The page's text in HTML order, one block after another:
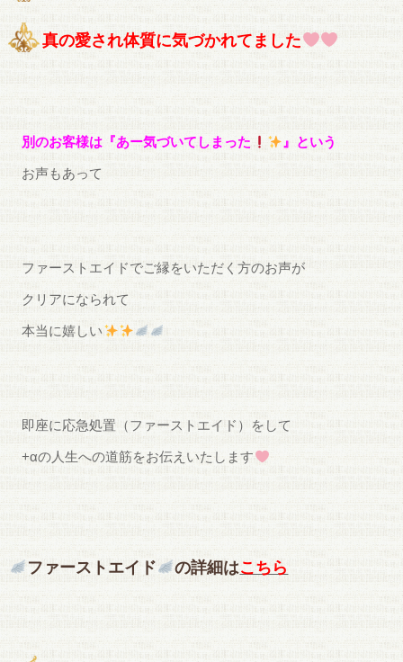
真の愛され体質に気づかれてました
別のお客様は『あー気づいてしまった 』という
お声もあって
ファーストエイドでご縁をいただく方のお声が
クリアになられて
本当に嬉しい
即座に応急処置（ファーストエイド）をして
+αの人生への道筋をお伝えいたします
ファーストエイド の詳細はこちら